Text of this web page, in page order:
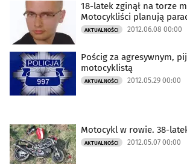
18-latek zginął na torze
Motocykliści planują
AKTUALNOŚCI 2012.06.08 00:00
Pościg za agresywnym,
motocyklistą
AKTUALNOŚCI 2012.05.29 00:00
Motocykl w rowie. 38-
AKTUALNOŚCI 2012.05.07 00:00